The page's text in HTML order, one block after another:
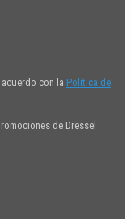
con la Política de
de Dressel